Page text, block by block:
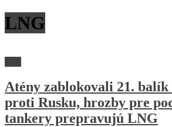
LNG
Atény zablokovali 21.
proti Rusku, hrozby pre
tankery prepravujú LNG